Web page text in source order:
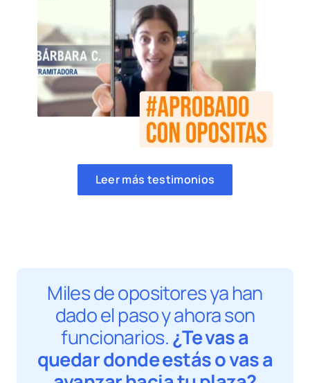
Leer más testimonios
Miles de opositores ya han
dado el paso y ahora son
funcionarios.¿Te vas a
quedar donde estás o vas a